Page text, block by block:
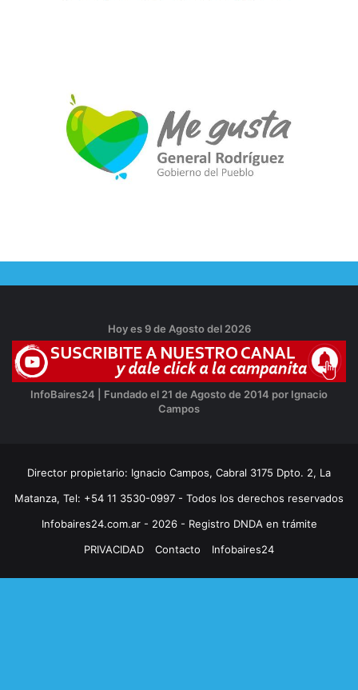
Hoy es 9 de Agosto del 2026
InfoBaires24 | Fundado el 21 de Agosto de 2014 por Ignacio
Campos
Director propietario: Ignacio Campos, Cabral 3175 Dpto. 2, La
Matanza, Tel: +54 11 3530-0997 - Todos los derechos reservados
Infobaires24.com.ar - 2026 - Registro DNDA en trámite
PRIVACIDAD
Contacto Infobaires24